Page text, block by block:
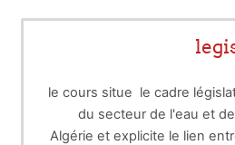
le cours situe le cadre
du secteur de l'eau et
Algérie et explicite le lien